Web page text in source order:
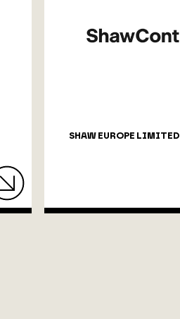
SHAW EUROPE LIMITED